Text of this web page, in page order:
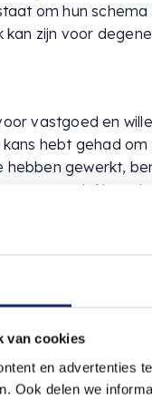
van cookies
en advertenties
Ook delen we
om hun
zijn voor
vastgoed en
hebt gehad
hebben gewerkt,
vastgoed. Als
en je passie te
te werken
nauw samen te
de belangrijkste
interactie kan zeer